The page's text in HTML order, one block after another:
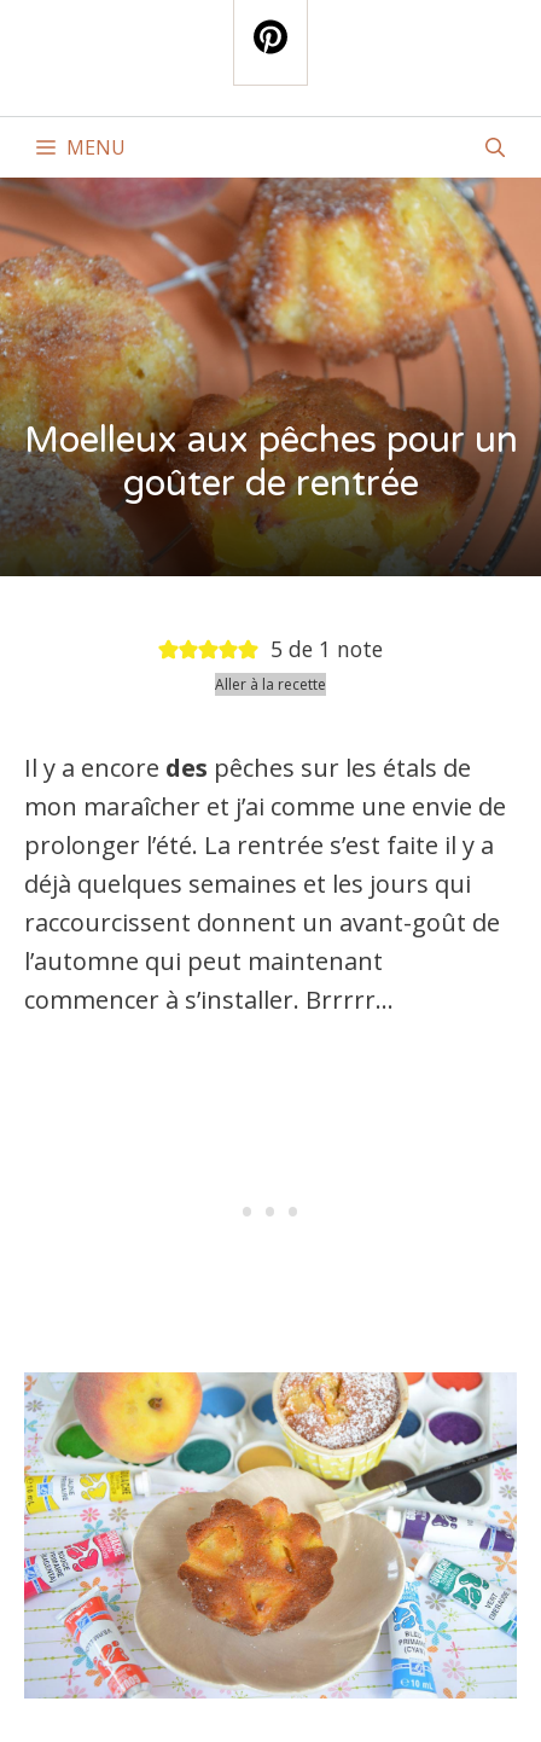
MENU
Moelleux aux pêches pour un
goûter de rentrée
5 de 1 note
Aller à la recette
Il y a encore des pêches sur les étals de
mon maraîcher et j’ai comme une envie de
prolonger l’été. La rentrée s’est faite il y a
déjà quelques semaines et les jours qui
raccourcissent donnent un avant-goût de
l’automne qui peut maintenant
commencer à s’installer. Brrrrr…